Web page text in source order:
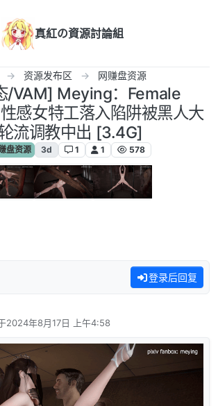
真紅の資源討論組
资源发布区 网赚盘资源
/VAM] Meying：Female
感女特工落入陷阱被黑人大
流调教中出 [3.4G]
盘资源 3d 1 1 578
登录后回复
2024年8月17日 上午4:58
由 编辑